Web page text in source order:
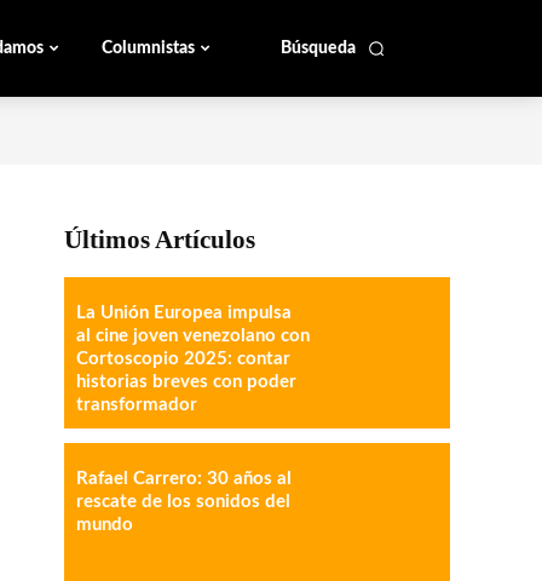
Búsqueda
Columnistas
Últimos Artículos
La Unión Europea impulsa
al cine joven venezolano con
Cortoscopio 2025: contar
historias breves con poder
transformador
Rafael Carrero: 30 años al
rescate de los sonidos del
mundo